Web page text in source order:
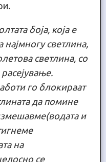
боја, која е
најмногу светлина,
светлина, со
го блокираат
да помине
и
на
се